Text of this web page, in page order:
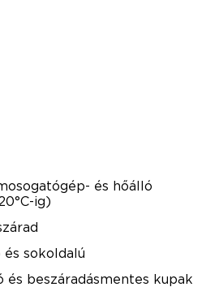
és hőálló
ig)
és sokoldalú
és beszáradásmentes kupak